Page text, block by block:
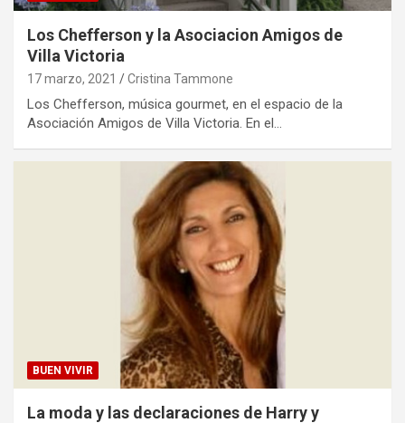
Los Chefferson y la Asociacion Amigos de
Villa Victoria
17 marzo, 2021 Cristina Tammone
Los Chefferson, música gourmet, en el espacio de la
Asociación Amigos de Villa Victoria. En el…
BUEN VIVIR
La moda y las declaraciones de Harry y